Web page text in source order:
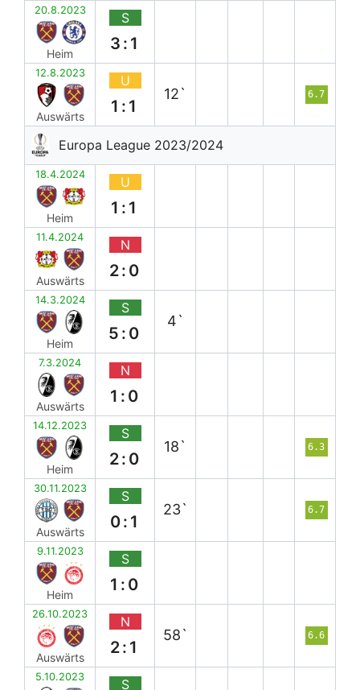
20.8.2023
Heim
S
3:1
12.8.2023
Auswärts
U
1:1
12` 6.7
Europa League 2023/2024
18.4.2024
Heim
U
1:1
11.4.2024
Auswärts
N
2:0
14.3.2024
Heim
S
5:0
4`
7.3.2024
Auswärts
N
1:0
14.12.2023
Heim
S
2:0
18` 6.3
30.11.2023
Auswärts
S
0:1
23` 6.7
9.11.2023
Heim
S
1:0
26.10.2023
Auswärts
N
2:1
58` 6.6
5.10.2023 S